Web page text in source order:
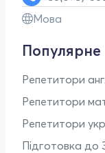
Мова
Популярне
Репетитори
Репетитори
Репетитори
Підготовка до